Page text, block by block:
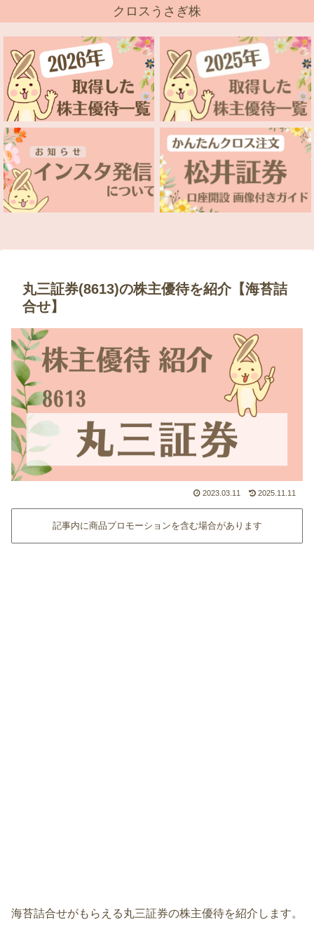
クロスうさぎ株
丸三証券(8613)の株主優待を紹介【海苔詰
合せ】
2023.03.11 2025.11.11
記事内に商品プロモーションを含む場合があります
海苔詰合せがもらえる丸三証券の株主優待を紹介します。